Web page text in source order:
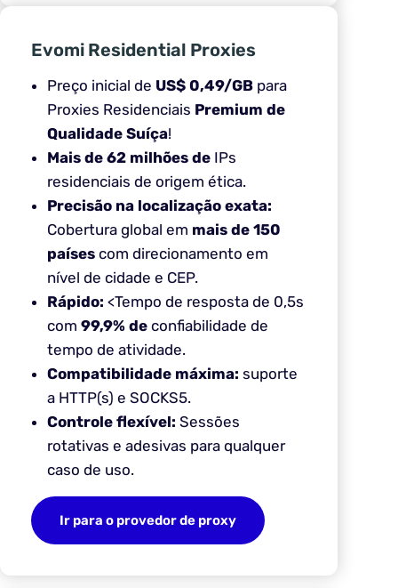
Evomi Residential Proxies
Preço inicial de US$ 0,49/GB para
Proxies Residenciais Premium de
Qualidade Suíça!
Mais de 62 milhões de IPs
residenciais de origem ética.
Precisão na localização exata:
Cobertura global em mais de 150
países com direcionamento em
nível de cidade e CEP.
Rápido: <Tempo de resposta de 0,5s
com 99,9% de confiabilidade de
tempo de atividade.
Compatibilidade máxima: suporte
a HTTP(s) e SOCKS5.
Controle flexível: Sessões
rotativas e adesivas para qualquer
caso de uso.
Ir para o provedor de proxy